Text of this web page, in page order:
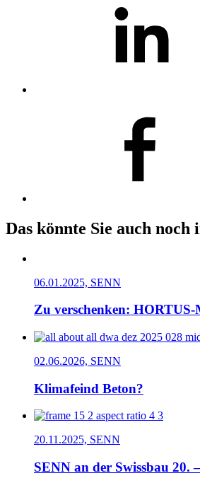
Das könnte Sie auch noch
06.01.2025, SENN
Zu verschenken: HORTUS-
02.06.2026, SENN
Klimafeind Beton?
20.11.2025, SENN
SENN an der Swissbau 20.